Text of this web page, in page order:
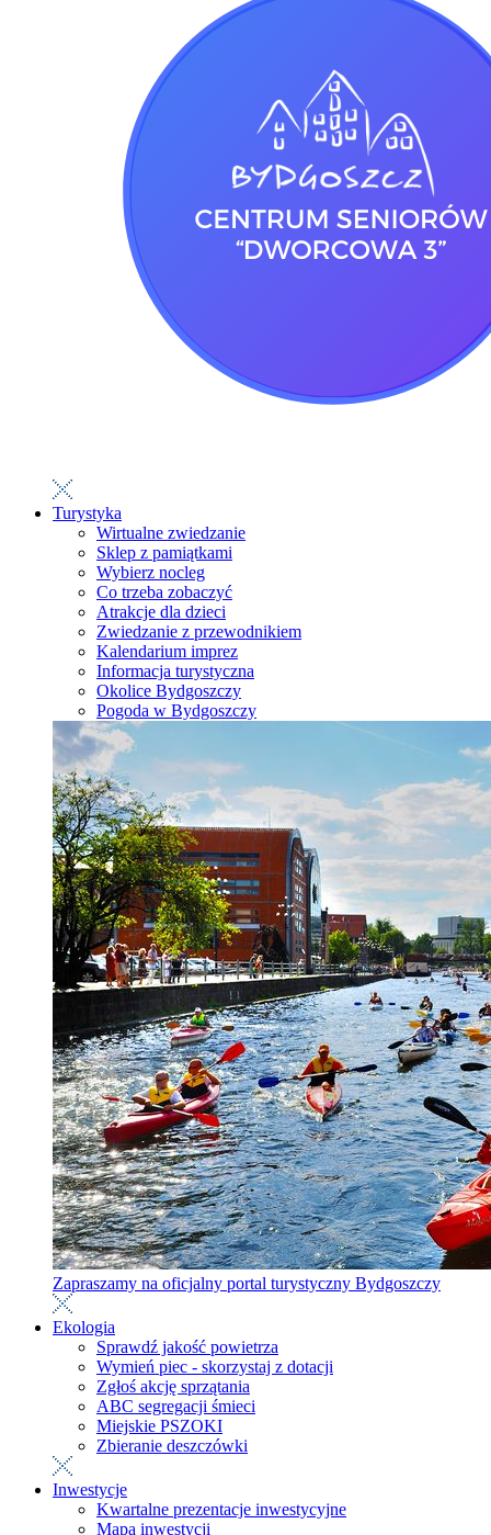
Turystyka
Wirtualne zwiedzanie
Sklep z pamiątkami
Wybierz nocleg
Co trzeba zobaczyć
Atrakcje dla dzieci
Zwiedzanie z przewodnikiem
Kalendarium imprez
Informacja turystyczna
Okolice Bydgoszczy
Pogoda w Bydgoszczy
Zapraszamy na oficjalny portal turystyczny Bydgoszczy
Ekologia
Sprawdź jakość powietrza
Wymień piec - skorzystaj z dotacji
Zgłoś akcję sprzątania
ABC segregacji śmieci
Miejskie PSZOKI
Zbieranie deszczówki
Inwestycje
Kwartalne prezentacje inwestycyjne
Mapa inwestycji